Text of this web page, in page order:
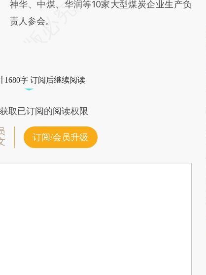
神华、中煤、华润等10家大型煤炭企业生产负
责人参会。
1680字 订阅后继续阅读
取已订阅的阅读权限
订阅/会员升级